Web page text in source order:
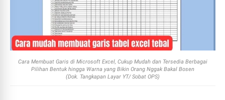
Cara Membuat Garis di Microsoft Excel, Cukup Mudah dan Tersedia Berbagai
Pilihan Bentuk hingga Warna yang Bikin Orang Nggak Bakal Bosen
(Dok. Tangkapan Layar YT/ Sobat OPS)